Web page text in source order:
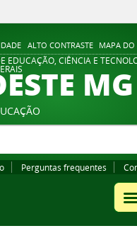
ALTO CONTRASTE MAPA DO
Participe
EDUCAÇÃO, CIÊNCIA E
MG
Perguntas frequentes